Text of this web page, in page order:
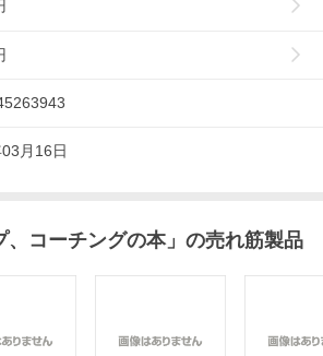
月16日
、コーチングの本」の売れ筋製品